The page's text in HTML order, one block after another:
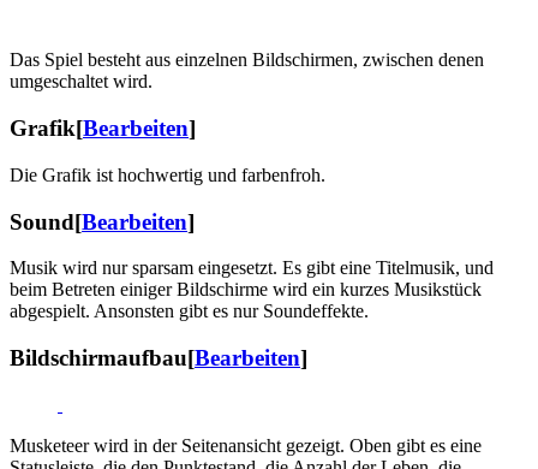
Das Spiel besteht aus einzelnen Bildschirmen, zwischen denen
umgeschaltet wird.
Grafik[Bearbeiten]
Die Grafik ist hochwertig und farbenfroh.
Sound[Bearbeiten]
Musik wird nur sparsam eingesetzt. Es gibt eine Titelmusik, und
beim Betreten einiger Bildschirme wird ein kurzes Musikstück
abgespielt. Ansonsten gibt es nur Soundeffekte.
Bildschirmaufbau[Bearbeiten]
Musketeer wird in der Seitenansicht gezeigt. Oben gibt es eine